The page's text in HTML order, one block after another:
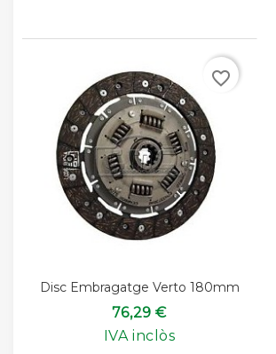
Disc Embragatge Verto 180mm
76,29 €
IVA inclòs
favorite_border